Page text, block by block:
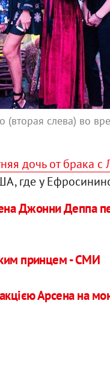
(вторая слева) во
дочь от брака с
где у
Джонни Деппа
принцем - СМИ
Арсена на мою